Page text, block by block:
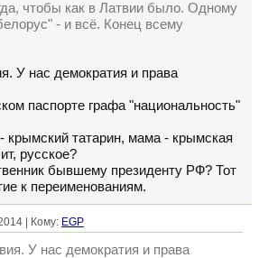
чтобы как в Латвии было. Одному
- и всё. Конец всему
У нас демократия и права
паспорте графа "национальность"
крымский татарин, мама - крымская
русское?
бывшему президенту РФ? Тот
к переименованиям.
| Кому: EGP
У нас демократия и права